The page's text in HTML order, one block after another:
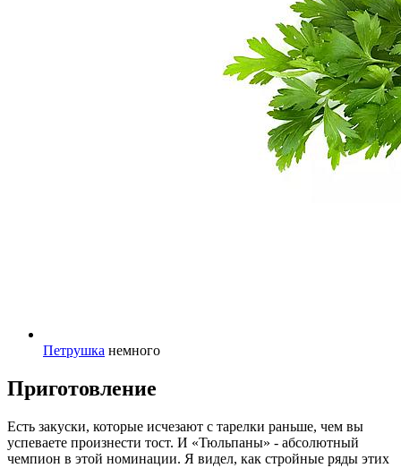
Петрушка немного
Приготовление
Есть закуски, которые исчезают с тарелки раньше, чем вы
успеваете произнести тост. И «Тюльпаны» - абсолютный
чемпион в этой номинации. Я видел, как стройные ряды этих